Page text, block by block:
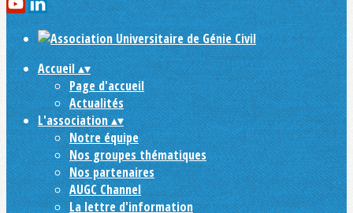
Accueil▴▾
Page d'accueil
Actualités
L'association▴▾
Notre équipe
Nos groupes thématiques
Nos partenaires
AUGC Channel
La lettre d'information